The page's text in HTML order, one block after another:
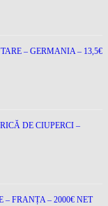
– GERMANIA – 13,5€
DE CIUPERCI –
– FRANȚA – 2000€ NET